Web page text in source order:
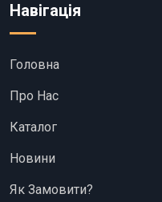
Навігація
Головна
Про Нас
Каталог
Новини
Як Замовити?